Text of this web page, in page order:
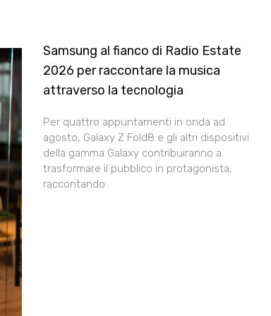
Samsung al fianco di Radio Estate
2026 per raccontare la musica
attraverso la tecnologia
Per quattro appuntamenti in onda ad
agosto, Galaxy Z Fold8 e gli altri dispositivi
della gamma Galaxy contribuiranno a
trasformare il pubblico in protagonista,
raccontando